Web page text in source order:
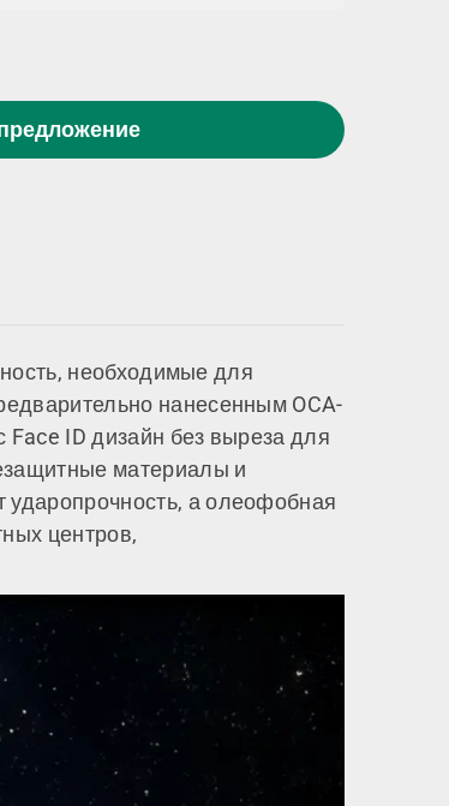
необходимые для
нанесенным OCA-
Face ID дизайн без выреза для
материалы и
а олеофобная
центров,